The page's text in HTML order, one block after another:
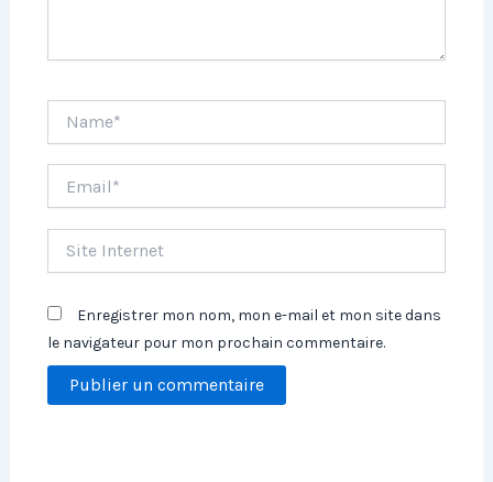
Internet
Enregistrer mon nom, mon e-mail et mon site dans
le navigateur pour mon prochain commentaire.